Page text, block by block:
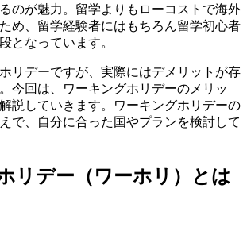
のが魅力。留学よりもローコストで海外
め、留学経験者にはもちろん留学初心者
となっています。
リデーですが、実際にはデメリットが存
今回は、ワーキングホリデーのメリッ
説していきます。ワーキングホリデーの
で、自分に合った国やプランを検討して
リデー（ワーホリ）とは